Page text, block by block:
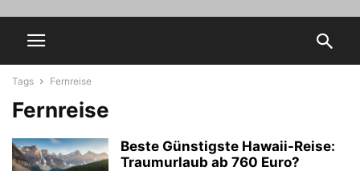
Tags Fernreise
Fernreise
Beste Günstigste Hawaii-Reise:
Traumurlaub ab 760 Euro?